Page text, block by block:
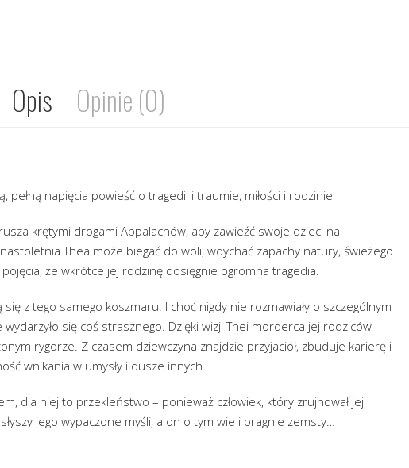
Opis Opinie (0)
napięcia powieść o tragedii i traumie, miłości i rodzinie
krętymi drogami Appalachów, aby zawieźć swoje dzieci na
Thea może biegać do woli, wdychać zapachy natury, świeżego
że wkrótce jej rodzinę dosięgnie ogromna tragedia.
z tego samego koszmaru. I choć nigdy nie rozmawiały o szczególnym
się coś strasznego. Dzięki wizji Thei morderca jej rodziców
rygorze. Z czasem dziewczyna znajdzie przyjaciół, zbuduje karierę i
wnikania w umysły i dusze innych.
dla niej to przekleństwo – ponieważ człowiek, który zrujnował jej
jego wypaczone myśli, a on o tym wie i pragnie zemsty…